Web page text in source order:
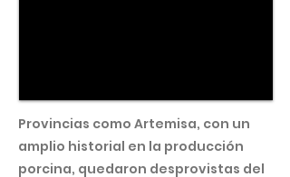
Provincias como Artemisa, con un
amplio historial en la producción
porcina, quedaron desprovistas del